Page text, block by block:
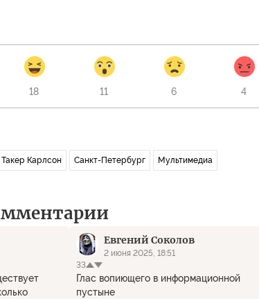
18 11 6 4
Такер Карлсон Санкт-Петербург Мультимедиа
Евгений Соколов
2 июня 2025, 18:51
33
Глас вопиющего в информационной
пустыне